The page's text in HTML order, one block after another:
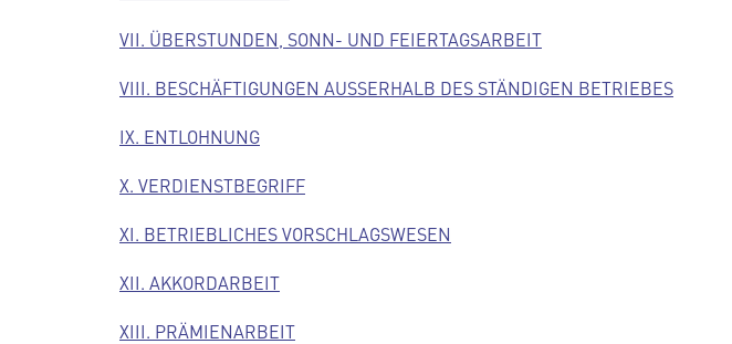
VII. ÜBERSTUNDEN, SONN- UND FEIERTAGSARBEIT
VIII. BESCHÄFTIGUNGEN AUSSERHALB DES STÄNDIGEN BETRIEBES
IX. ENTLOHNUNG
X. VERDIENSTBEGRIFF
XI. BETRIEBLICHES VORSCHLAGSWESEN
XII. AKKORDARBEIT
XIII. PRÄMIENARBEIT